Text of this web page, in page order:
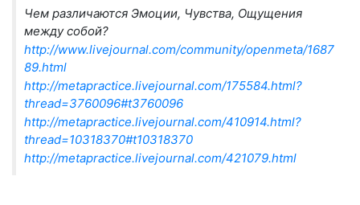
Чем различаются Эмоции, Чувства, Ощущения
между собой?
http://www.livejournal.com/community/openmeta/1687
89.html
http://metapractice.livejournal.com/175584.html?
thread=3760096#t3760096
http://metapractice.livejournal.com/410914.html?
thread=10318370#t10318370
http://metapractice.livejournal.com/421079.html